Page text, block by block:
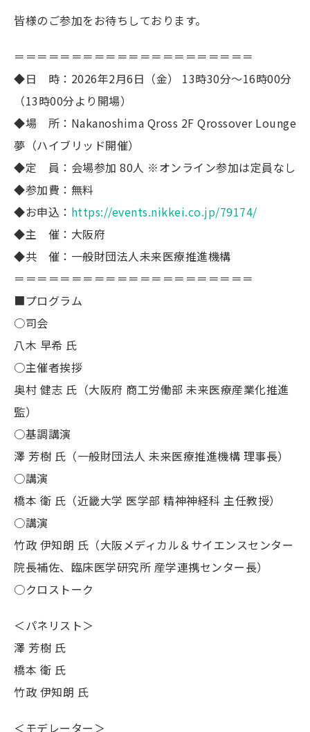
皆様のご参加をお待ちしております。
＝＝＝＝＝＝＝＝＝＝＝＝＝＝＝＝＝＝＝＝＝
◆日 時：2026年2月6日（金） 13時30分～16時00分
（13時00分より開場）
◆場 所：Nakanoshima Qross 2F Qrossover Lounge
夢（ハイブリッド開催）
◆定 員：会場参加 80人 ※オンライン参加は定員なし
◆参加費：無料
◆お申込： https://events.nikkei.co.jp/79174/
◆主 催：大阪府
◆共 催：一般財団法人未来医療推進機構
＝＝＝＝＝＝＝＝＝＝＝＝＝＝＝＝＝＝＝＝＝
■プログラム
○司会
八木 早希 氏
○主催者挨拶
奥村 健志 氏（大阪府 商工労働部 未来医療産業化推進
監）
○基調講演
澤 芳樹 氏（一般財団法人 未来医療推進機構 理事長）
○講演
橋本 衛 氏（近畿大学 医学部 精神神経科 主任教授）
○講演
竹政 伊知朗 氏（大阪メディカル＆サイエンスセンター
院長補佐、臨床医学研究所 産学連携センター長）
○クロストーク
＜パネリスト＞
澤 芳樹 氏
橋本 衛 氏
竹政 伊知朗 氏
＜モデレーター＞